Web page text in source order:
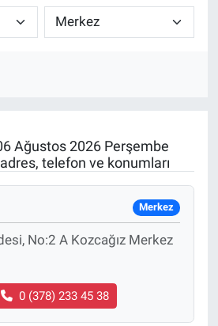
Ağustos 2026 Perşembe
telefon ve konumları
Merkez
No:2 A Kozcağız Merkez
0 (378) 233 45 38